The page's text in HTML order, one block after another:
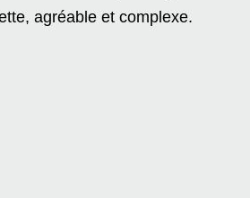
agréable et complexe.